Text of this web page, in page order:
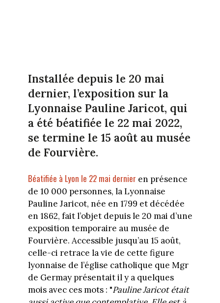
Installée depuis le 20 mai
dernier, l’exposition sur la
Lyonnaise Pauline Jaricot, qui
a été béatifiée le 22 mai 2022,
se termine le 15 août au musée
de Fourvière.
Béatifiée à Lyon le 22 mai dernier en présence
de 10 000 personnes, la Lyonnaise
Pauline Jaricot, née en 1799 et décédée
en 1862, fait l’objet depuis le 20 mai d’une
exposition temporaire au musée de
Fourvière. Accessible jusqu’au 15 août,
celle-ci retrace la vie de cette figure
lyonnaise de l’église catholique que Mgr
de Germay présentait il y a quelques
mois avec ces mots : "Pauline Jaricot était